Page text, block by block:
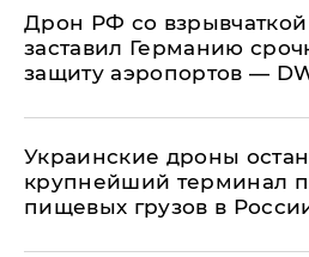
​Дрон РФ со
заставил Германию
защиту аэропортов —
Украинские дроны
крупнейший терминал
пищевых грузов в